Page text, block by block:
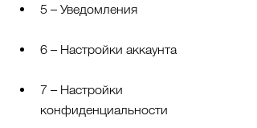
5 – Уведомления
6 – Настройки аккаунта
7 – Настройки
конфиденциальности